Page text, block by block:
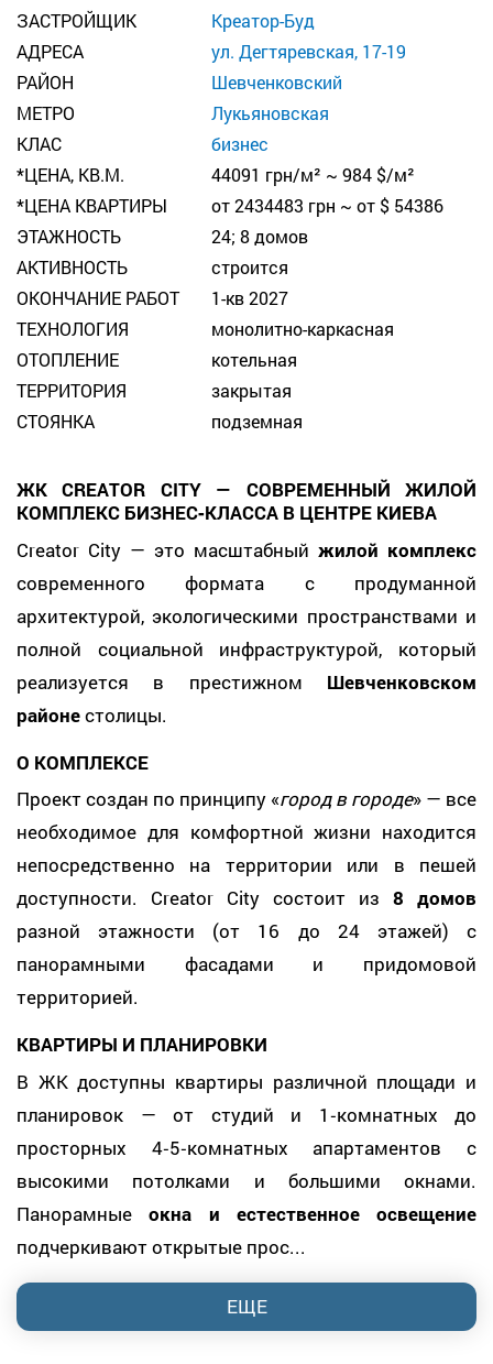
ЗАСТРОЙЩИК
Креатор-Буд
АДРЕСА
ул. Дегтяревская, 17-19
РАЙОН
Шевченковский
МЕТРО
Лукьяновская
КЛАС
бизнес
*ЦЕНА, КВ.М.
44091 грн/м² ~ 984 $/м²
*ЦЕНА КВАРТИРЫ
от 2434483 грн ~ от $ 54386
ЭТАЖНОСТЬ
24; 8 домов
АКТИВНОСТЬ
строится
ОКОНЧАНИЕ РАБОТ
1-кв 2027
ТЕХНОЛОГИЯ
монолитно-каркасная
ОТОПЛЕНИЕ
котельная
ТЕРРИТОРИЯ
закрытая
СТОЯНКА
подземная
ЖК CREATOR CITY — СОВРЕМЕННЫЙ ЖИЛОЙ
КОМПЛЕКС БИЗНЕС‑КЛАССА В ЦЕНТРЕ КИЕВА
Creator City — это масштабный жилой комплекс
современного формата с продуманной
архитектурой, экологическими пространствами и
полной социальной инфраструктурой, который
реализуется в престижном Шевченковском
районестолицы.
О КОМПЛЕКСЕ
Проект создан по принципу «город в городе» — все
необходимое для комфортной жизни находится
непосредственно на территории или в пешей
доступности. Creator City состоит из 8 домов
разной этажности (от 16 до 24 этажей) с
панорамными фасадами и придомовой
территорией.
КВАРТИРЫ И ПЛАНИРОВКИ
В ЖК доступны квартиры различной площади и
планировок — от студий и 1‑комнатных до
просторных 4‑5‑комнатных апартаментов с
высокими потолками и большими окнами.
Панорамныеокна и естественное освещение
подчеркивают открытые прос...
ЕЩЕ